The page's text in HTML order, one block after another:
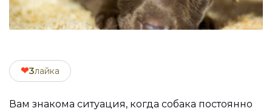
❤3лайка
Вам знакома ситуация, когда собака постоянно